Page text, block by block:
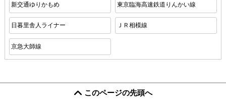
新交通ゆりかもめ 東京臨海高速鉄道りんかい線
日暮里舎人ライナー ＪＲ相模線
京急大師線
このページの先頭へ